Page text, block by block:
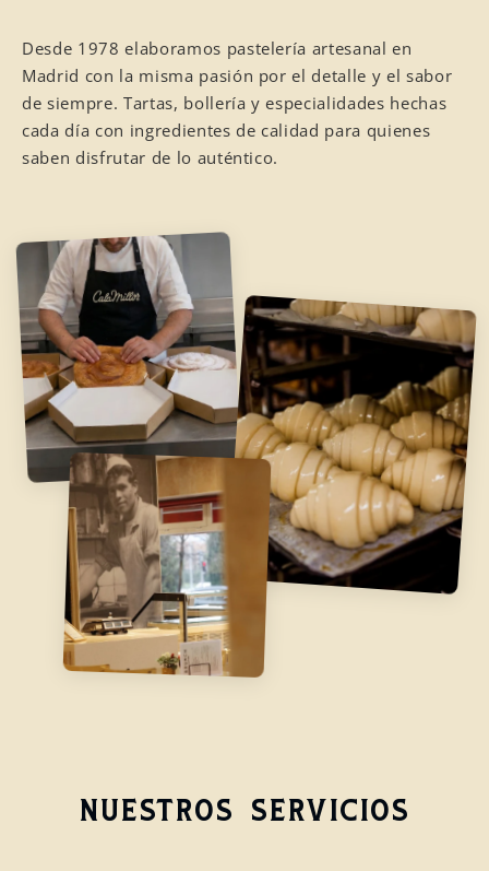
Showcase your brand with video
Desde 1978 elaboramos pastelería artesanal en
Madrid con la misma pasión por el detalle y el sabor
de siempre. Tartas, bollería y especialidades hechas
cada día con ingredientes de calidad para quienes
saben disfrutar de lo auténtico.
NUESTROS SERVICIOS